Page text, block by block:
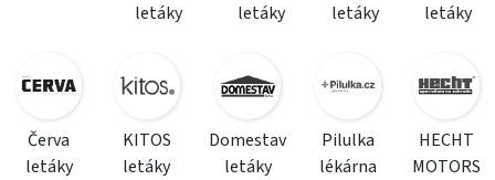
letáky
letáky
letáky
letáky
Červa
letáky
KITOS
letáky
Domestav
letáky
Pilulka
lékárna
HECHT
MOTORS